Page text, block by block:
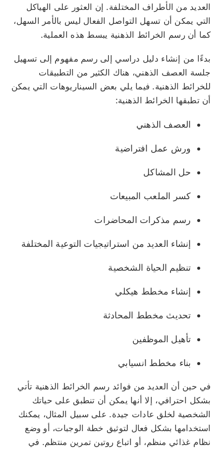
العديد من الأطراف المختلفة. إن العثور على الهياكل
التي يمكن أن تسهل التواصل الفعال ليس بالأمر السهل،
كما أن رسم الخرائط الذهنية يبسط هذه العملية.
بدءًا من إنشاء دليل دراسي إلى رسم مفهوم إلى تسهيل
جلسة العصف الذهني، هناك الكثير من التطبيقات
للخرائط الذهنية. فيما يلي بعض السيناريوهات التي يمكن
أن تطبقها الخرائط الذهنية:
العصف الذهني
ورش عمل افتراضية
حل المشاكل
كسر الملعب المبيعات
رسم مذكرات المحاضرات
إنشاء العديد من استراتيجيات التوعية المختلفة
تنظيم الحياة الشخصية
إنشاء مخطط هيكلي
تحديث مخطط المحادثة
تأهيل الموظفين
بناء مخطط انسيابي
في حين أن العديد من فوائد رسم الخرائط الذهنية تأتي
بشكل احترافي، إلا أنها يمكن أن تنطبق على حياتك
الشخصية لخلق عادات جيدة. على سبيل المثال، يمكنك
استخدامها بشكل فعال لتوثيق خطة الوجبات، أو وضع
نظام غذائي منظم، أو اتباع روتين تمرين منتظم. في